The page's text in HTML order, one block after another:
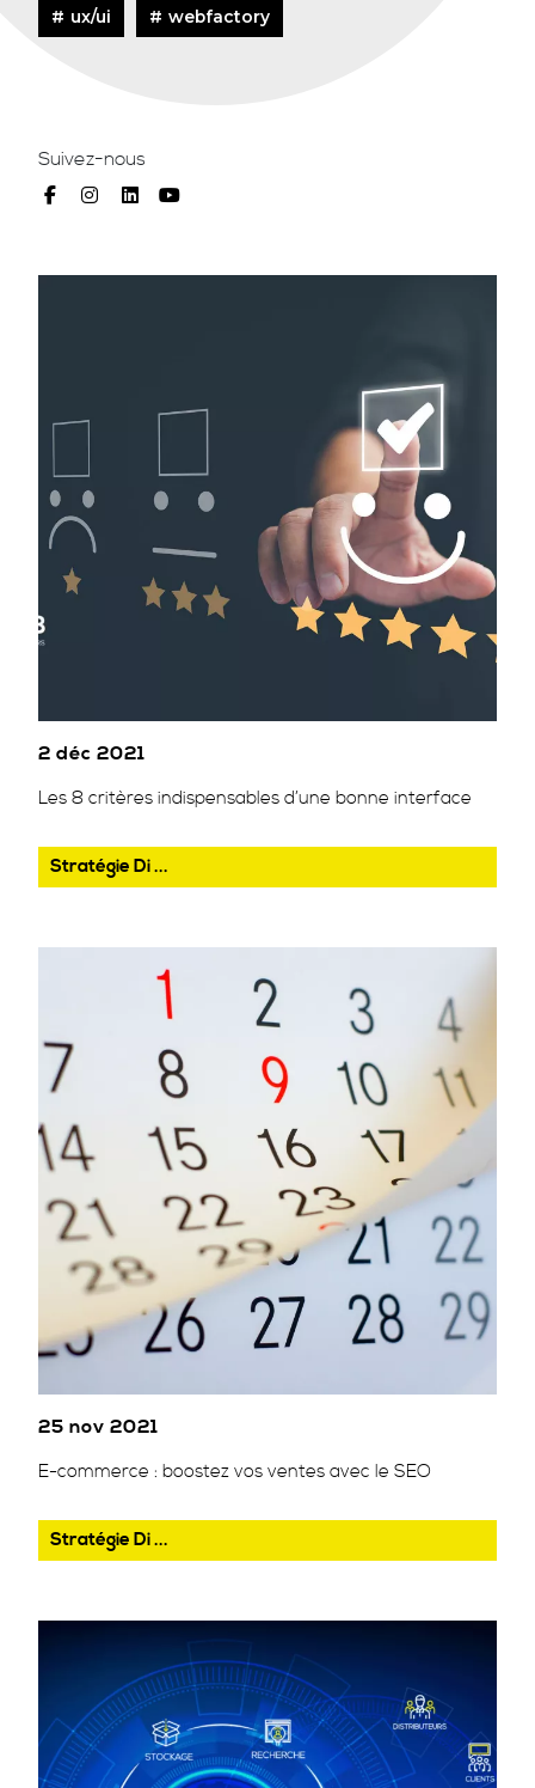
ux/ui webfactory
Suivez-nous
2 déc 2021
Les 8 critères indispensables d’une bonne interface
Stratégie Di ...
25 nov 2021
E-commerce : boostez vos ventes avec le SEO
Stratégie Di ...